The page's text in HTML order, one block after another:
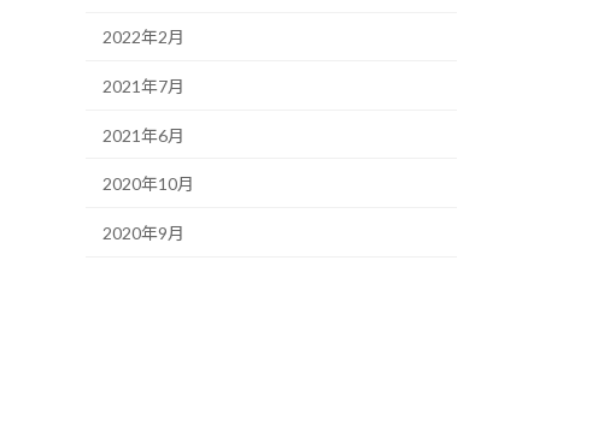
2022年2月
2021年7月
2021年6月
2020年10月
2020年9月